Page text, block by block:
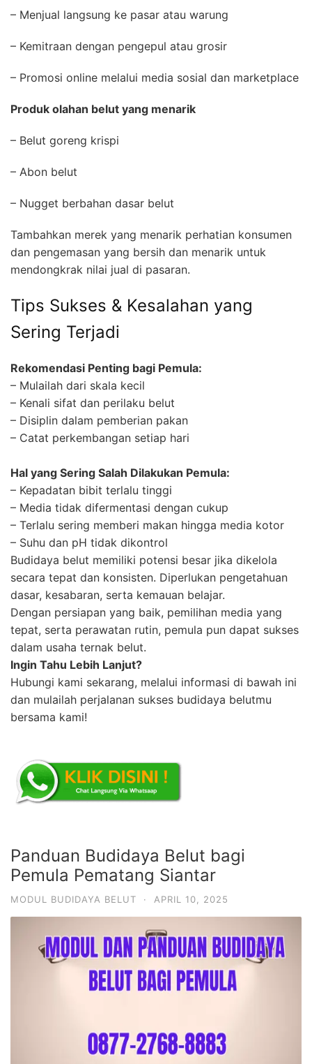
– Menjual langsung ke pasar atau warung
– Kemitraan dengan pengepul atau grosir
– Promosi online melalui media sosial dan marketplace
Produk olahan belut yang menarik
– Belut goreng krispi
– Abon belut
– Nugget berbahan dasar belut
Tambahkan merek yang menarik perhatian konsumen
dan pengemasan yang bersih dan menarik untuk
mendongkrak nilai jual di pasaran.
Tips Sukses & Kesalahan yang
Sering Terjadi
Rekomendasi Penting bagi Pemula:
– Mulailah dari skala kecil
– Kenali sifat dan perilaku belut
– Disiplin dalam pemberian pakan
– Catat perkembangan setiap hari
Hal yang Sering Salah Dilakukan Pemula:
– Kepadatan bibit terlalu tinggi
– Media tidak difermentasi dengan cukup
– Terlalu sering memberi makan hingga media kotor
– Suhu dan pH tidak dikontrol
Budidaya belut memiliki potensi besar jika dikelola
secara tepat dan konsisten. Diperlukan pengetahuan
dasar, kesabaran, serta kemauan belajar.
Dengan persiapan yang baik, pemilihan media yang
tepat, serta perawatan rutin, pemula pun dapat sukses
dalam usaha ternak belut.
Ingin Tahu Lebih Lanjut?
Hubungi kami sekarang, melalui informasi di bawah ini
dan mulailah perjalanan sukses budidaya belutmu
bersama kami!
Panduan Budidaya Belut bagi
Pemula Pematang Siantar
MODUL BUDIDAYA BELUT · APRIL 10, 2025